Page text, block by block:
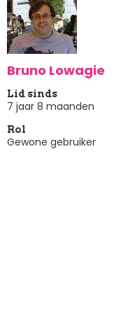
Bruno Lowagie
Lid sinds
7 jaar 8 maanden
Rol
Gewone gebruiker